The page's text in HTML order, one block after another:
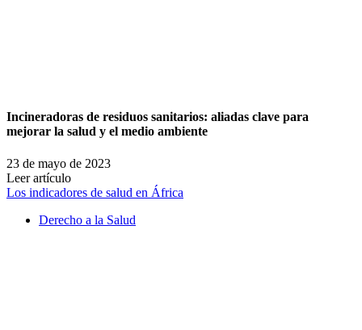
Incineradoras de residuos sanitarios: aliadas clave para
mejorar la salud y el medio ambiente
23 de mayo de 2023
Leer artículo
Los indicadores de salud en África
Derecho a la Salud